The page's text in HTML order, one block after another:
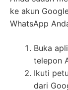
ke akun
WhatsApp
Buka
telepon
Ikuti
dari